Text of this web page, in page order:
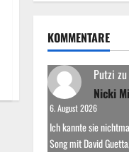
KOMMENTARE
Putzi zu
Nicki
6. August 2026
Ich kannte sie
Song mit David